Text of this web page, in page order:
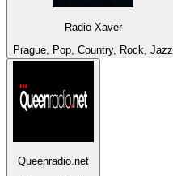
Radio Xaver
Prague, Pop, Country, Rock, Jazz
Queenradio.net